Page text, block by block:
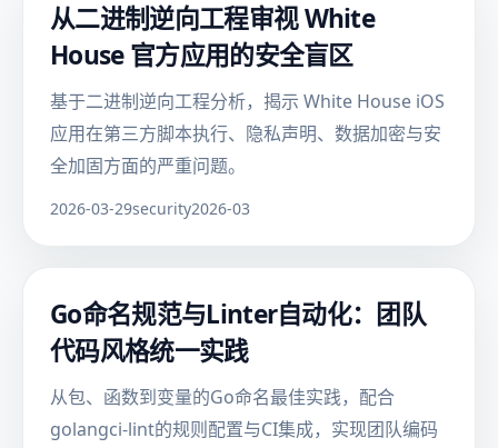
从二进制逆向工程审视 White
House 官方应用的安全盲区
基于二进制逆向工程分析，揭示 White House iOS
应用在第三方脚本执行、隐私声明、数据加密与安
全加固方面的严重问题。
2026-03-29security2026-03
Go命名规范与Linter自动化：团队
代码风格统一实践
从包、函数到变量的Go命名最佳实践，配合
golangci-lint的规则配置与CI集成，实现团队编码